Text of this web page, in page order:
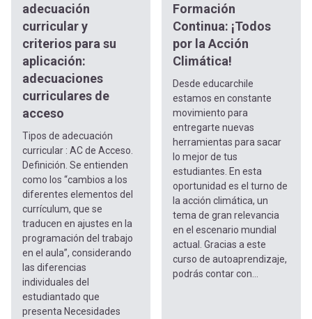
adecuación
curricular y
criterios para su
aplicación:
adecuaciones
curriculares de
acceso
Tipos de adecuación
curricular : AC de Acceso.
Definición. Se entienden
como los “cambios a los
diferentes elementos del
currículum, que se
traducen en ajustes en la
programación del trabajo
en el aula”, considerando
las diferencias
individuales del
estudiantado que
presenta Necesidades
Formación
Continua: ¡Todos
por la Acción
Climática!
Desde educarchile
estamos en constante
movimiento para
entregarte nuevas
herramientas para sacar
lo mejor de tus
estudiantes. En esta
oportunidad es el turno de
la acción climática, un
tema de gran relevancia
en el escenario mundial
actual. Gracias a este
curso de autoaprendizaje,
podrás contar con...